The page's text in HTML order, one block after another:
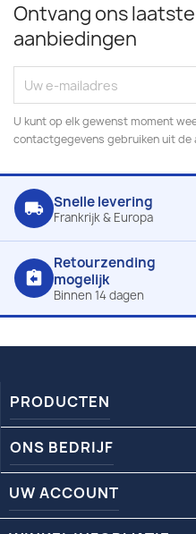
Ontvang ons
aanbiedingen
U kunt op elk gewenst moment
contactgegevens gebruiken uit de
local_shipping Snelle levering
Frankrijk & Europa
assignment_return
Retourzending
mogelijk
Binnen 14 dagen
PRODUCTEN
ONS BEDRIJF
UW ACCOUNT